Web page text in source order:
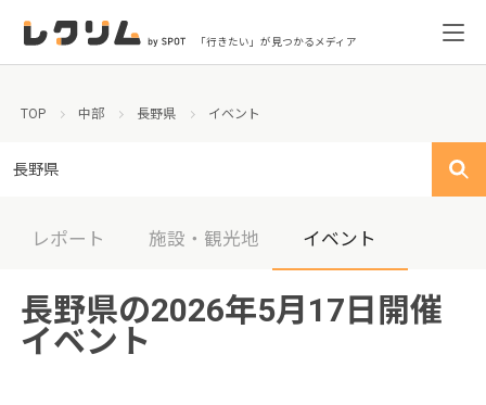
「行きたい」が見つかるメディア
TOP 中部 長野県 イベント
長野県
レポート 施設・観光地 イベント
長野県の2026年5月17日開催
イベント